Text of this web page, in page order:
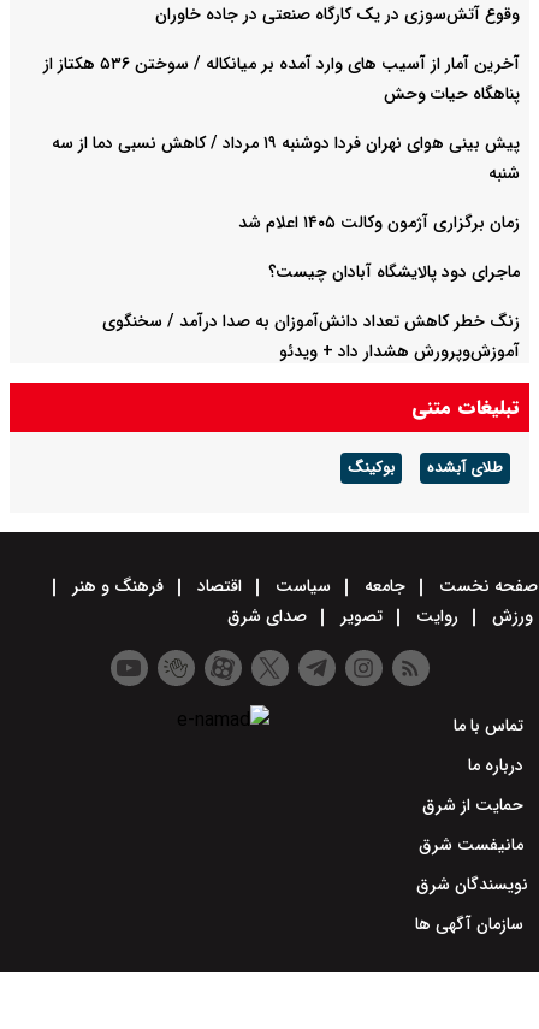
وقوع آتش‌سوزی در یک کارگاه صنعتی در جاده خاوران
آخرین آمار از آسیب های وارد آمده بر میانکاله / سوختن ۵۳۶ هکتاز از
پناهگاه حیات وحش
پیش بینی هوای نهران فردا دوشنبه ۱۹ مرداد / کاهش نسبی دما از سه
شنبه
زمان برگزاری آژمون وکالت ۱۴۰۵ اعلام شد
ماجرای دود پالایشگاه آبادان چیست؟
زنگ خطر کاهش تعداد دانش‌آموزان به صدا درآمد / سخنگوی
آموزش‌وپرورش هشدار داد +‌ ویدئو
تبلیغات متنی
طلای آبشده بوکینگ
صفحه نخست جامعه سیاست اقتصاد
فرهنگ و هنر
ورزش
روایت تصویر صدای شرق
تماس با ما
درباره ما
حمایت از شرق
مانیفست شرق
نویسندگان شرق
سازمان آگهی ها